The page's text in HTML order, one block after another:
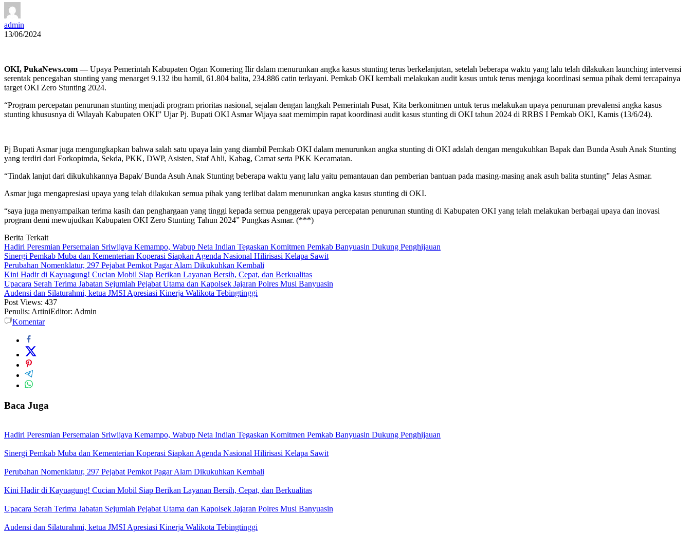
admin
13/06/2024
OKI, PukaNews.com —Upaya Pemerintah Kabupaten Ogan Komering Ilir dalam menurunkan angka kasus stunting terus berkelanjutan, setelah beberapa waktu yang lalu telah dilakukan launching intervensi
serentak pencegahan stunting yang menarget 9.132 ibu hamil, 61.804 balita, 234.886 catin terlayani. Pemkab OKI kembali melakukan audit kasus untuk terus menjaga koordinasi semua pihak demi tercapainya
target OKI Zero Stunting 2024.
“Program percepatan penurunan stunting menjadi program prioritas nasional, sejalan dengan langkah Pemerintah Pusat, Kita berkomitmen untuk terus melakukan upaya penurunan prevalensi angka kasus
stunting khususnya di Wilayah Kabupaten OKI” Ujar Pj. Bupati OKI Asmar Wijaya saat memimpin rapat koordinasi audit kasus stunting di OKI tahun 2024 di RRBS I Pemkab OKI, Kamis (13/6/24).
Pj Bupati Asmar juga mengungkapkan bahwa salah satu upaya lain yang diambil Pemkab OKI dalam menurunkan angka stunting di OKI adalah dengan mengukuhkan Bapak dan Bunda Asuh Anak Stunting
yang terdiri dari Forkopimda, Sekda, PKK, DWP, Asisten, Staf Ahli, Kabag, Camat serta PKK Kecamatan.
“Tindak lanjut dari dikukuhkannya Bapak/ Bunda Asuh Anak Stunting beberapa waktu yang lalu yaitu pemantauan dan pemberian bantuan pada masing-masing anak asuh balita stunting” Jelas Asmar.
Asmar juga mengapresiasi upaya yang telah dilakukan semua pihak yang terlibat dalam menurunkan angka kasus stunting di OKI.
“saya juga menyampaikan terima kasih dan penghargaan yang tinggi kepada semua penggerak upaya percepatan penurunan stunting di Kabupaten OKI yang telah melakukan berbagai upaya dan inovasi
program demi mewujudkan Kabupaten OKI Zero Stunting Tahun 2024” Pungkas Asmar. (***)
Berita Terkait
Hadiri Peresmian Persemaian Sriwijaya Kemampo, Wabup Neta Indian Tegaskan Komitmen Pemkab Banyuasin Dukung Penghijauan
Sinergi Pemkab Muba dan Kementerian Koperasi Siapkan Agenda Nasional Hilirisasi Kelapa Sawit
Perubahan Nomenklatur, 297 Pejabat Pemkot Pagar Alam Dikukuhkan Kembali
Kini Hadir di Kayuagung! Cucian Mobil Siap Berikan Layanan Bersih, Cepat, dan Berkualitas
Upacara Serah Terima Jabatan Sejumlah Pejabat Utama dan Kapolsek Jajaran Polres Musi Banyuasin
Audensi dan Silaturahmi, ketua JMSI Apresiasi Kinerja Walikota Tebingtinggi
Post Views: 437
Penulis: ArtiniEditor: Admin
Komentar
Baca Juga
Hadiri Peresmian Persemaian Sriwijaya Kemampo, Wabup Neta Indian Tegaskan Komitmen Pemkab Banyuasin Dukung Penghijauan
Sinergi Pemkab Muba dan Kementerian Koperasi Siapkan Agenda Nasional Hilirisasi Kelapa Sawit
Perubahan Nomenklatur, 297 Pejabat Pemkot Pagar Alam Dikukuhkan Kembali
Kini Hadir di Kayuagung! Cucian Mobil Siap Berikan Layanan Bersih, Cepat, dan Berkualitas
Upacara Serah Terima Jabatan Sejumlah Pejabat Utama dan Kapolsek Jajaran Polres Musi Banyuasin
Audensi dan Silaturahmi, ketua JMSI Apresiasi Kinerja Walikota Tebingtinggi